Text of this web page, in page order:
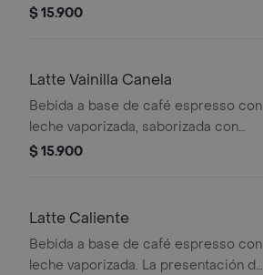
vainilla.
$ 15.900
Latte Vainilla Canela
Bebida a base de café espresso con
leche vaporizada, saborizada con
vainilla y canela.
$ 15.900
Latte Caliente
Bebida a base de café espresso con
leche vaporizada. La presentación del